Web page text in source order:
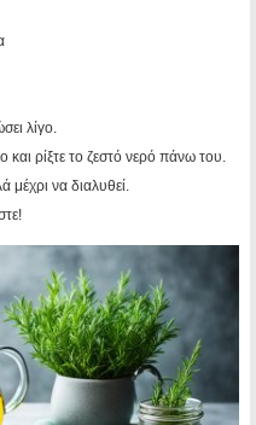
λίγο.
και ρίξτε το ζεστό νερό πάνω του.
μέχρι να διαλυθεί.